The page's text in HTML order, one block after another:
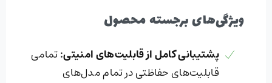
ویژگی‌های برجسته محصول
پشتیبانی کامل از قابلیت‌های امنیتی:تمامی
قابلیت‌های حفاظتی در تمام مدل‌های